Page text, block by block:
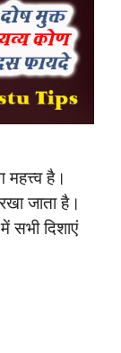
है।
जाता है।
सभी दिशाएं